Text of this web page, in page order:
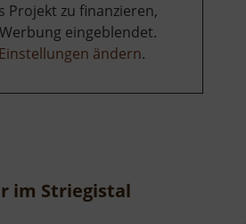
Projekt zu finanzieren,
eingeblendet.
ändern.
im Striegistal